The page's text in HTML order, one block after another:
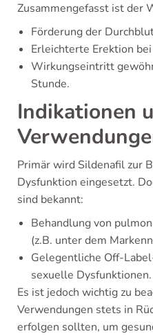
Zusammengefasst ist der
Förderung der
Erleichterte Erektion
Wirkungseintritt
Stunde.
Indikationen
Primär wird Sildenafil zur
Dysfunktion eingesetzt.
sind bekannt:
Behandlung von
(z.B. unter dem
Gelegentliche Off-
sexuelle Dysfunktionen.
Es ist jedoch wichtig zu
Verwendungen stets in
erfolgen sollten, um